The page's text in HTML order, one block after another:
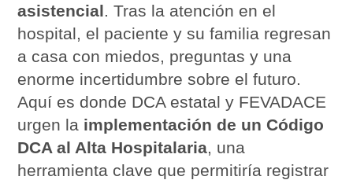
asistencial. Tras la atención en el
hospital, el paciente y su familia regresan
a casa con miedos, preguntas y una
enorme incertidumbre sobre el futuro.
Aquí es donde DCA estatal y FEVADACE
urgen la implementación de un Código
DCA al Alta Hospitalaria, una
herramienta clave que permitiría registrar